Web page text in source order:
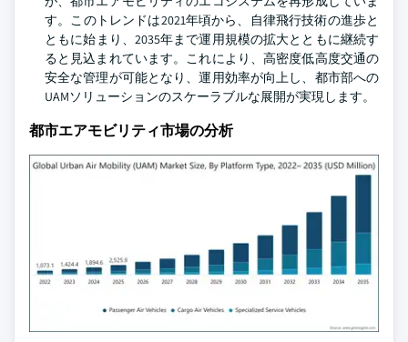
す。このトレンドは2021年頃から、自律飛行技術の進歩と
ともに始まり、2035年まで運用規模の拡大とともに継続す
ると見込まれています。これにより、高密度低高度交通の
安全な管理が可能となり、運用効率が向上し、都市部への
UAMソリューションのスケーラブルな展開が実現します。
都市エアモビリティ市場の分析